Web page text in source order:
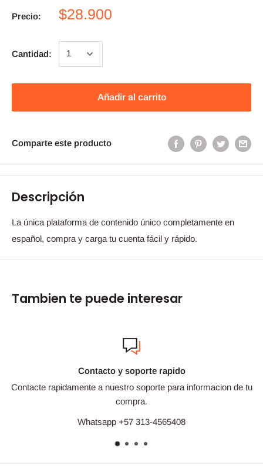
Precio: $28.900
Cantidad:
Añadir al carrito
Comparte este producto
Descripción
La única plataforma de contenido único completamente en
español, compra y carga tu cuenta fácil y rápido.
Tambien te puede interesar
Contacto y soporte rapido
Contacte rapidamente a nuestro soporte para informacion de tu
compra.
Whatsapp +57 313-4565408